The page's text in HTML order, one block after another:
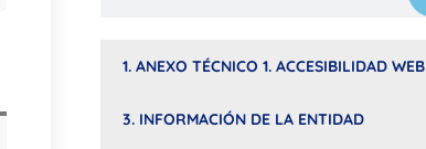
1. ANEXO TÉCNICO 1. ACCESIBILIDAD WEB
3. INFORMACIÓN DE LA ENTIDAD